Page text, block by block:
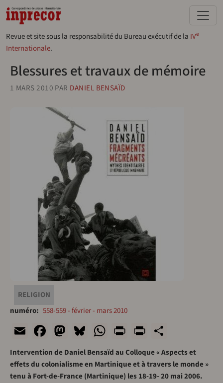
Aller au contenu principal
Revue et site sous la responsabilité du Bureau exécutif de la IVe
Internationale.
Blessures et travaux de mémoire
1 MARS 2010 PAR DANIEL BENSAÏD
RELIGION
numéro
558-559 - février - mars 2010
EmailFacebook
Mastodon
Bluesky
WhatsApp
Print
Intervention de Daniel Bensaïd au Colloque « Aspects et
effets du colonialisme en Martinique et à travers le monde »
tenu à Fort-de-France (Martinique) les 18-19- 20 mai 2006.